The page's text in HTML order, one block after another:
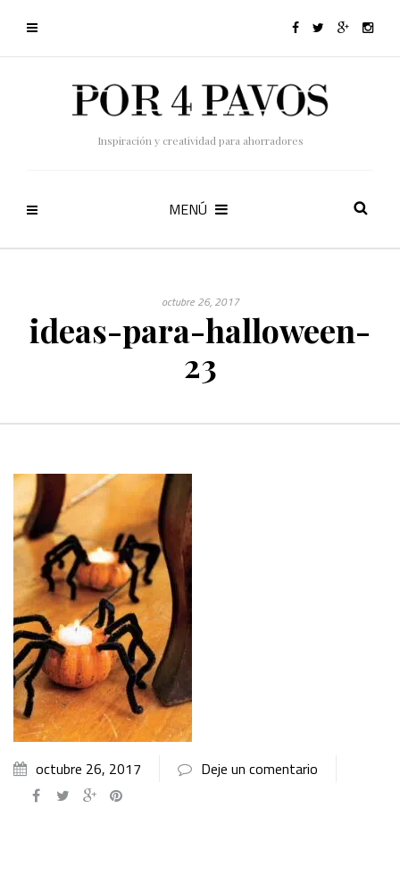
Inspiración y creatividad para ahorradores
MENÚ
octubre 26, 2017
ideas-para-halloween-
23
octubre 26, 2017 Deje un comentario